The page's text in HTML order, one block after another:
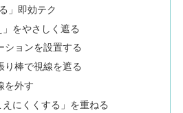
」即効テク
をやさしく遮る
ションを設置する
り棒で視線を遮る
を外す
にくくする」を重ねる